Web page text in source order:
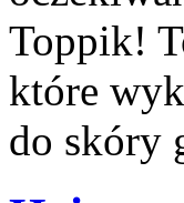
Toppik!
które
do skóry